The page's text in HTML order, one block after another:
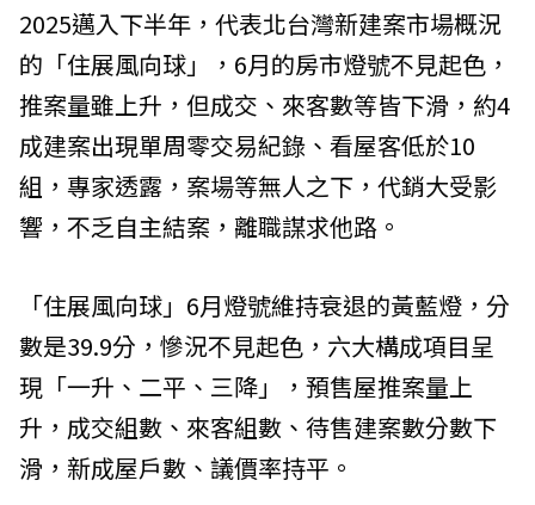
2025邁入下半年，代表北台灣新建案市場概況
的「住展風向球」，6月的房市燈號不見起色，
推案量雖上升，但成交、來客數等皆下滑，約4
成建案出現單周零交易紀錄、看屋客低於10
組，專家透露，案場等無人之下，代銷大受影
響，不乏自主結案，離職謀求他路。
「住展風向球」6月燈號維持衰退的黃藍燈，分
數是39.9分，慘況不見起色，六大構成項目呈
現「一升、二平、三降」，預售屋推案量上
升，成交組數、來客組數、待售建案數分數下
滑，新成屋戶數、議價率持平。